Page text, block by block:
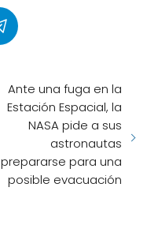
Ante una fuga en la
Estación Espacial, la
NASA pide a sus
astronautas
prepararse para una
posible evacuación